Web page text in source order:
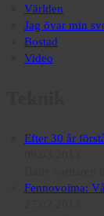
Världen
Jag övar min
Bostad
Video
Efter 30 år
Fennovoima: